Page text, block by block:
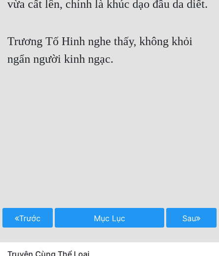
vừa cất lên, chính là khúc dạo đầu da diết.
Trương Tố Hinh nghe thấy, không khỏi
ngẩn người kinh ngạc.
Trước Mục Lục Sau